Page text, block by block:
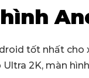
hình
tốt nhất cho
2K, màn